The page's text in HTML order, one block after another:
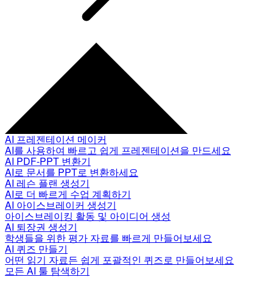
AI 프레젠테이션 메이커
AI를 사용하여 빠르고 쉽게 프레젠테이션을 만드세요
AI PDF-PPT 변환기
AI로 문서를 PPT로 변환하세요
AI 레슨 플랜 생성기
AI로 더 빠르게 수업 계획하기
AI 아이스브레이커 생성기
아이스브레이킹 활동 및 아이디어 생성
AI 퇴장권 생성기
학생들을 위한 평가 자료를 빠르게 만들어보세요
AI 퀴즈 만들기
어떤 읽기 자료든 쉽게 포괄적인 퀴즈로 만들어보세요
모든 AI 툴 탐색하기